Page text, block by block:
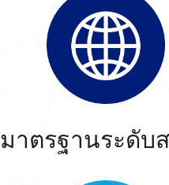
มาตรฐานระดับ